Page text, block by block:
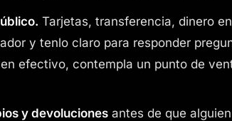
Tarjetas, transferencia, dinero
y tenlo claro para responder
efectivo, contempla un punto de
y devolucionesantes de que